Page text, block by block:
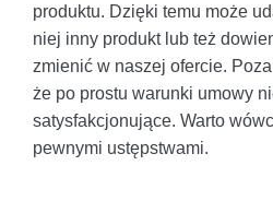
produktu. Dzięki temu może
niej inny produkt lub też
zmienić w naszej ofercie.
że po prostu warunki umowy
satysfakcjonujące. Warto
pewnymi ustępstwami.